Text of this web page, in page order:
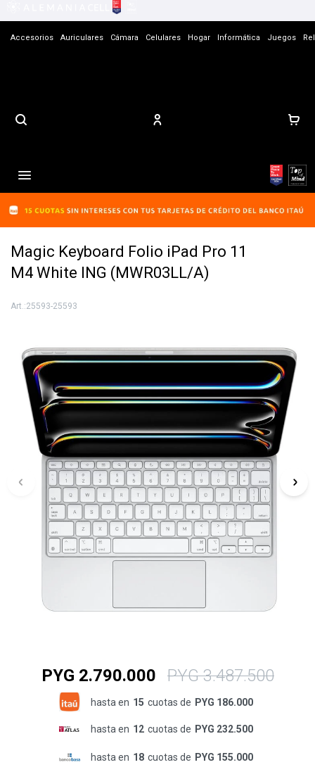
Accesorios Auriculares Cámara Celulares Hogar Informática Juegos

Magic Keyboard Folio iPad Pro 11
M4 White ING (MWR03LL/A)
25593-25593
PYG 2.790.000 PYG 3.487.500
hasta en 15 cuotas de PYG 186.000
hasta en 12 cuotas de PYG 232.500
hasta en 18 cuotas de PYG 155.000